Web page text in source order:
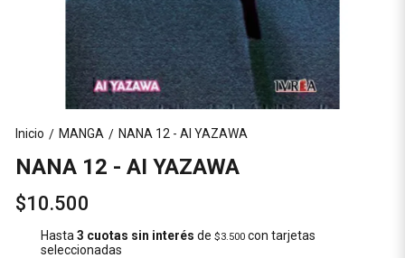
Inicio / MANGA / NANA 12 - AI YAZAWA
NANA 12 - AI YAZAWA
$10.500
Hasta3 cuotas sin interés de$3.500 con tarjetas
seleccionadas